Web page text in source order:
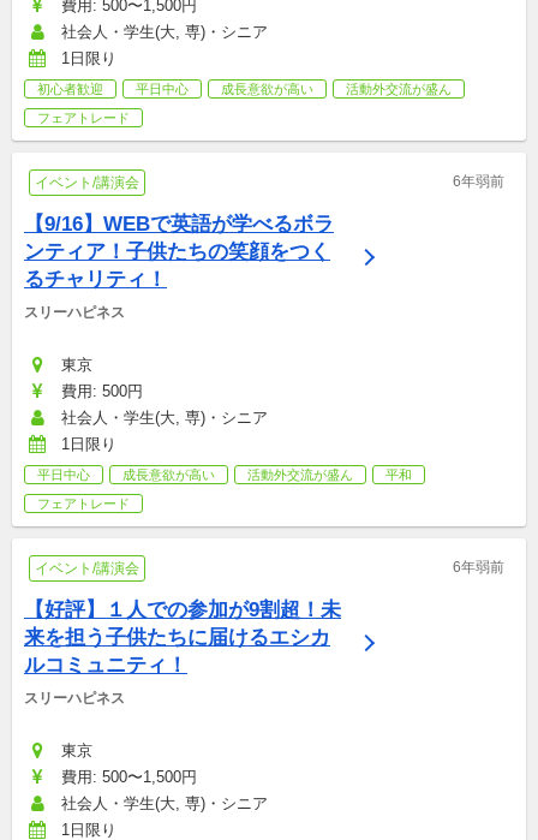
費用: 500〜1,500円
社会人・学生(大, 専)・シニア
1日限り
初心者歓迎 平日中心 成長意欲が高い
活動外交流が盛ん
フェアトレード
イベント/講演会 6年弱前
【9/16】WEBで英語が学べるボラ
ンティア！子供たちの笑顔をつく
るチャリティ！
スリーハピネス
東京
費用: 500円
社会人・学生(大, 専)・シニア
1日限り
平日中心 成長意欲が高い 活動外交流が盛ん
平和
フェアトレード
イベント/講演会 6年弱前
【好評】１人での参加が9割超！未
来を担う子供たちに届けるエシカ
ルコミュニティ！
スリーハピネス
東京
費用: 500〜1,500円
社会人・学生(大, 専)・シニア
1日限り